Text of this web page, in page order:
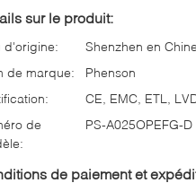
sur le produit:
d'origine:
Shenzhen en Chine
de marque:
Phenson
CE, EMC, ETL,
de
PS-A025OPEFG-D
de paiement et